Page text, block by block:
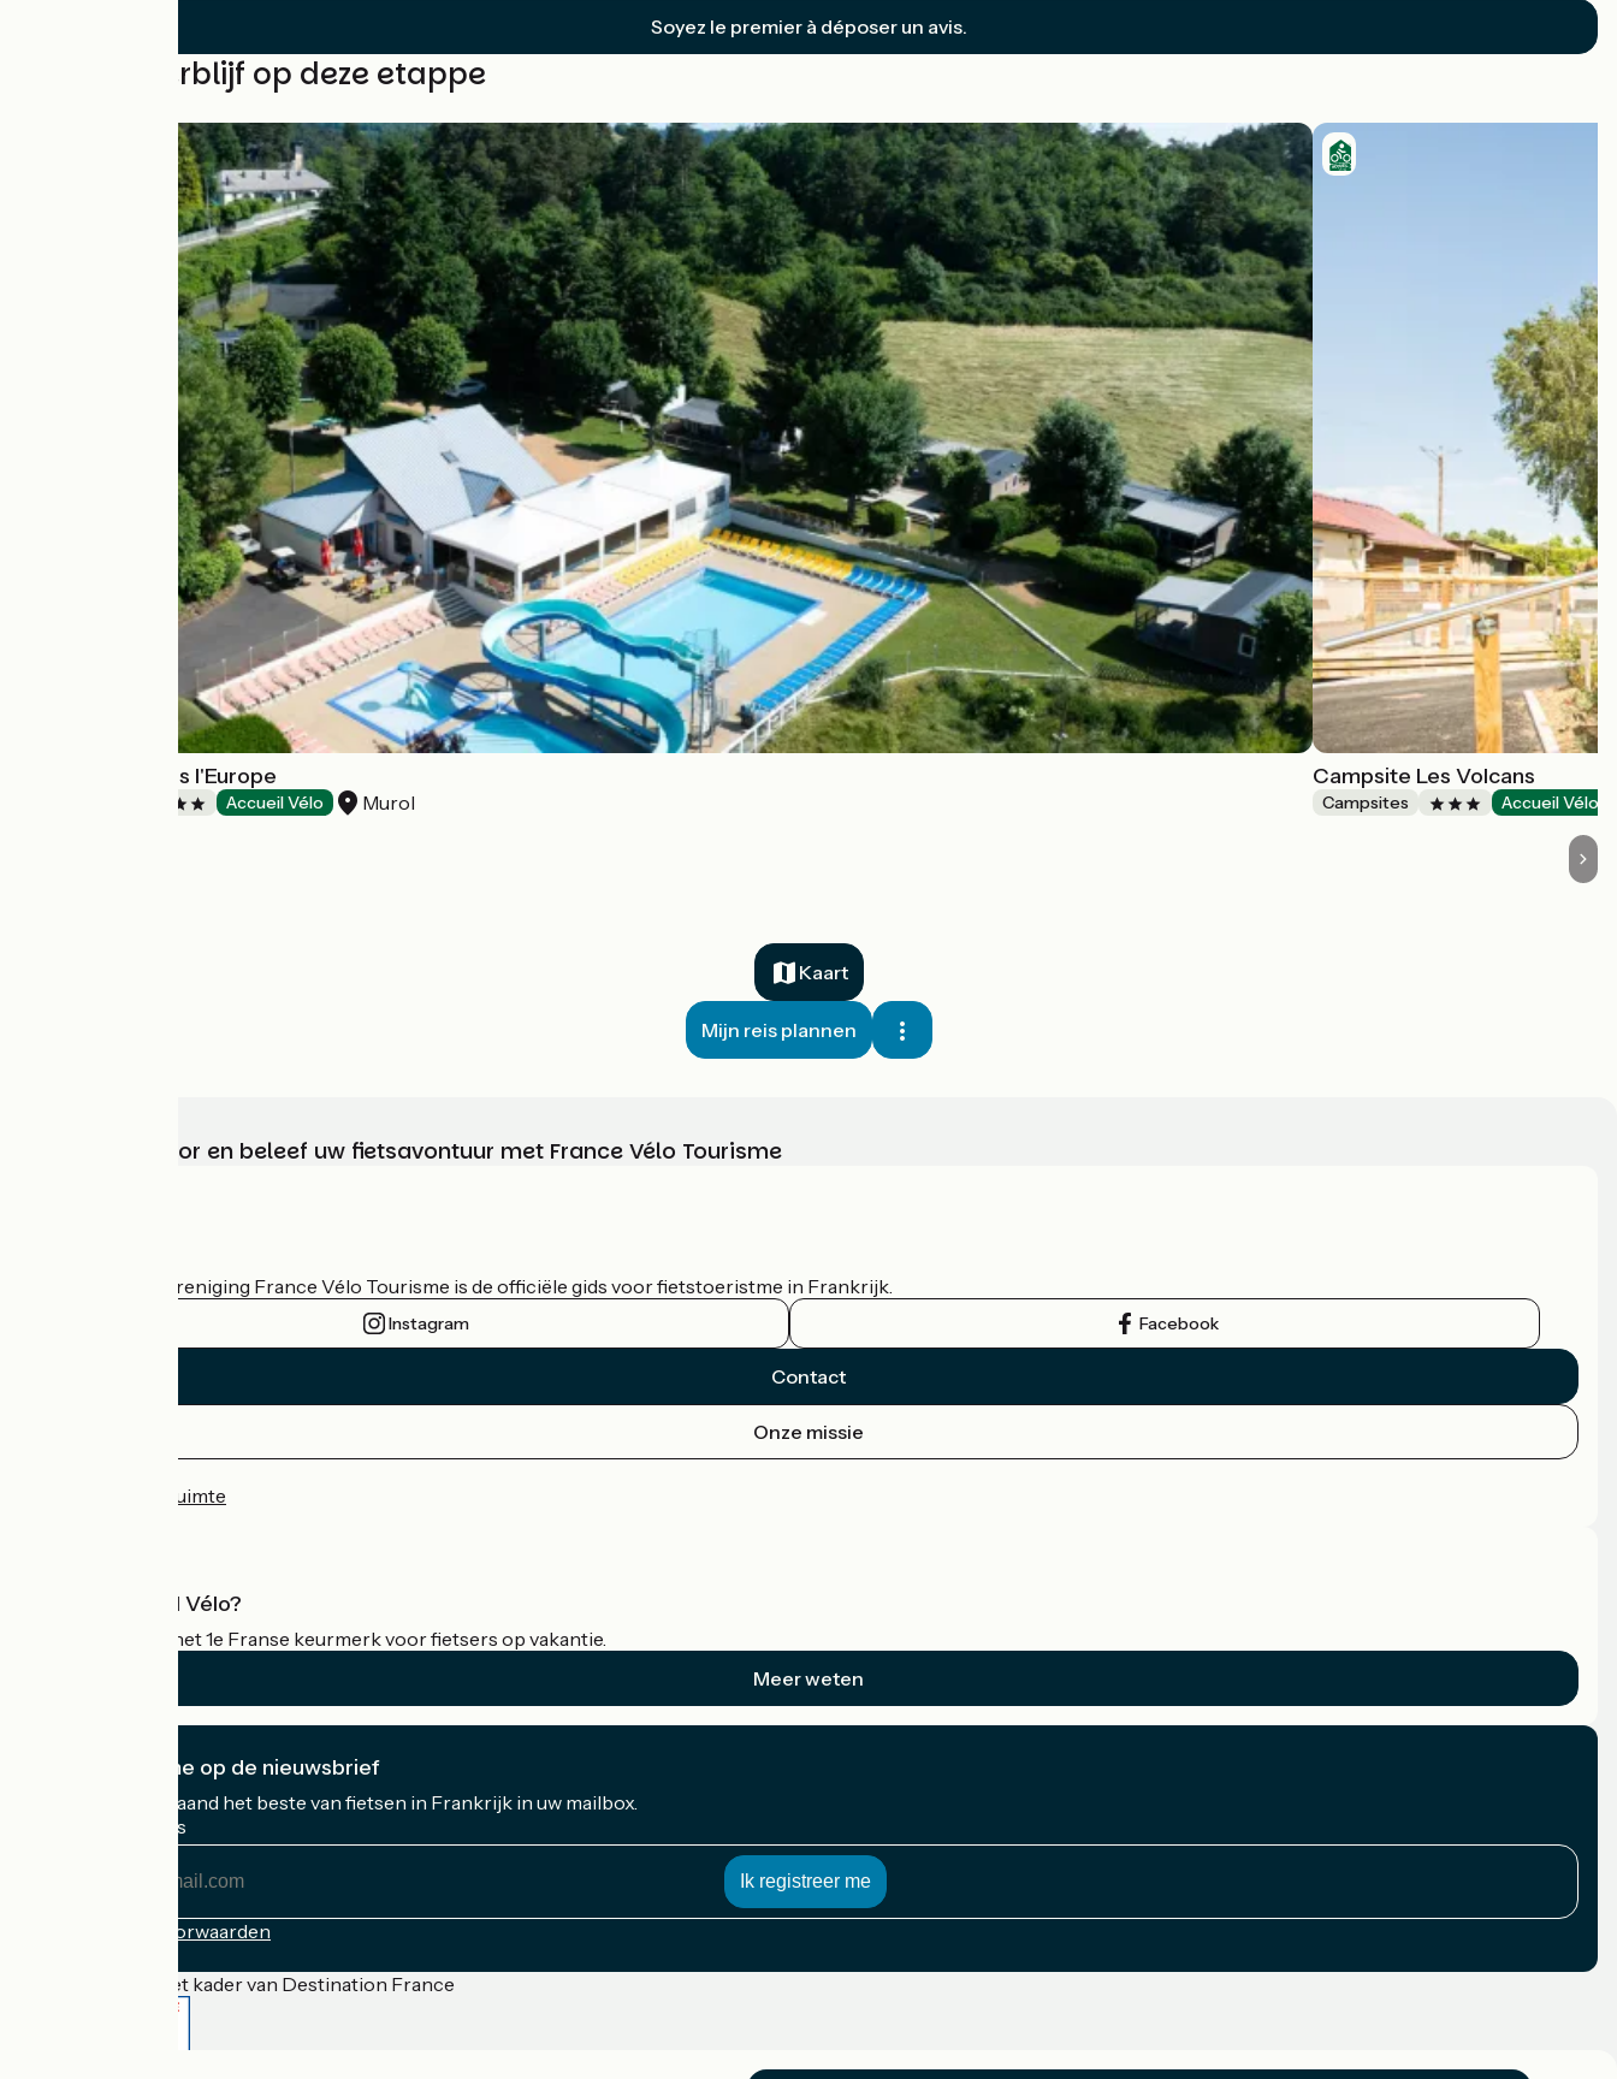
Soyez le premier à déposer un avis.
Vind uw verblijf op deze etappe
Camping Paradis l'Europe
Accueil Vélo Murol
Campsite Les Volcans
Campsites Accueil Vélo
Kaart
Mijn reis plannen
Kies, bereid voor en beleef uw fietsavontuur met France Vélo Tourisme
De nationale vereniging France Vélo Tourisme is de officiële gids voor fietstoeristme in Frankrijk.
Instagram Facebook
Contact
Onze missie
Professionele ruimte
Wat is Accueil Vélo?
Accueil Vélo is het 1e Franse keurmerk voor fietsers op vakantie.
Meer weten
Ik abonneer me op de nieuwsbrief
Ontvang elke maand het beste van fietsen in Frankrijk in uw mailbox.
Mijn e-mailadres
Inschrijvingsvoorwaarden
Gefinancierd in het kader van Destination France